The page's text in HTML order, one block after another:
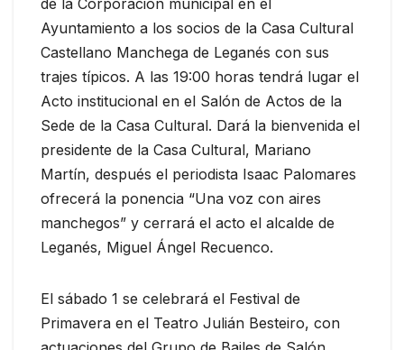
Ayuntamiento a los socios de la Casa Cultural
Castellano Manchega de Leganés con sus
trajes típicos. A las 19:00 horas tendrá lugar el
Acto institucional en el Salón de Actos de la
Sede de la Casa Cultural. Dará la bienvenida el
presidente de la Casa Cultural, Mariano
Martín, después el periodista Isaac Palomares
ofrecerá la ponencia “Una voz con aires
manchegos” y cerrará el acto el alcalde de
Leganés, Miguel Ángel Recuenco.
El sábado 1 se celebrará el Festival de
Primavera en el Teatro Julián Besteiro, con